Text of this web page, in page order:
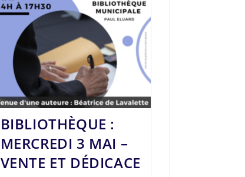
BIBLIOTHÈQUE :
MERCREDI 3 MAI –
VENTE ET DÉDICACE